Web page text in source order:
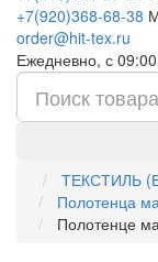
+7(920)368-68-38
order@hit-tex.ru
Ежедневно, с
ТЕКСТИЛЬ
Полотенца
Полотенце